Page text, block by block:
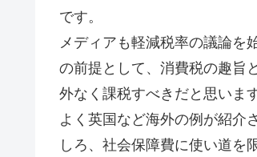
です。
メディアも軽減税率の議論を
の前提として、消費税の趣旨
外なく課税すべきだと思います
よく英国など海外の例が紹介
しろ、社会保障費に使い道を